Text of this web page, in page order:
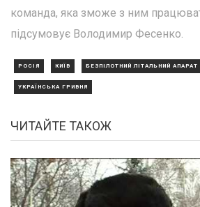
команда, яка зможе з ним
підсумовує Володимир Фесенко.
РОСІЯ КИЇВ БЕЗПІЛОТНИЙ ЛІТАЛЬНИЙ АПАРАТ
УКРАЇНСЬКА ГРИВНЯ
ЧИТАЙТЕ ТАКОЖ